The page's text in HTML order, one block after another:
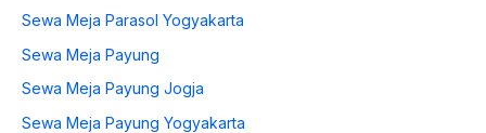
Sewa Meja Parasol Yogyakarta
Sewa Meja Payung
Sewa Meja Payung Jogja
Sewa Meja Payung Yogyakarta